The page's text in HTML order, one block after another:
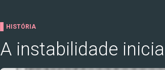
HISTÓRIA
A instabilidade